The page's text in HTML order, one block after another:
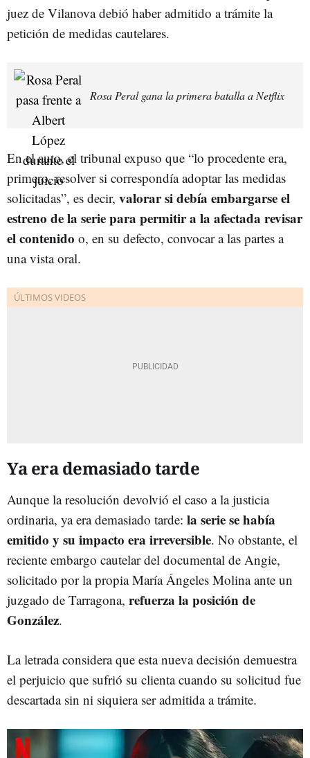
juez de Vilanova debió haber admitido a trámite la
petición de medidas cautelares.
Rosa Peral gana la primera batalla a Netflix
En el auto, el tribunal expuso que “lo procedente era,
primero, resolver si correspondía adoptar las medidas
solicitadas”, es decir, valorar si debía embargarse el
estreno de la serie para permitir a la afectada revisar
el contenido o, en su defecto, convocar a las partes a
una vista oral.
Ya era demasiado tarde
Aunque la resolución devolvió el caso a la justicia
ordinaria, ya era demasiado tarde: la serie se había
emitido y su impacto era irreversible. No obstante, el
reciente embargo cautelar del documental de Angie,
solicitado por la propia María Ángeles Molina ante un
juzgado de Tarragona, refuerza la posición de
González.
La letrada considera que esta nueva decisión demuestra
el perjuicio que sufrió su clienta cuando su solicitud fue
descartada sin ni siquiera ser admitida a trámite.